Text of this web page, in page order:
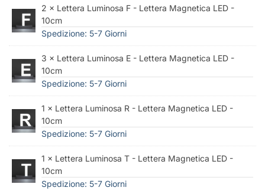
2 × Lettera Luminosa F - Lettera Magnetica LED -
10cm
Spedizione: 5-7 Giorni
3 × Lettera Luminosa E - Lettera Magnetica LED -
10cm
Spedizione: 5-7 Giorni
1 × Lettera Luminosa R - Lettera Magnetica LED -
10cm
Spedizione: 5-7 Giorni
1 × Lettera Luminosa T - Lettera Magnetica LED -
10cm
Spedizione: 5-7 Giorni